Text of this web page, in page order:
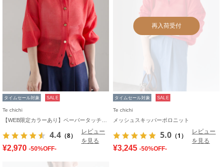
タイムセール対象 SALE
Te chichi
4.4 （8）
レビュー
を見る
¥2,970 -50%OFF-
再入荷受付
タイムセール対象 SALE
Te chichi
メッシュスキッパーポロニット
5.0 （1）
レビュー
を見る
¥3,245 -50%OFF-